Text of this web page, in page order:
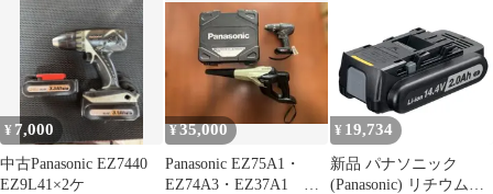
リルドライバ【ハンズ
クラフト島根出雲】
¥ 7,000
中古Panasonic EZ7440
EZ9L41×2ケ
¥35,000
Panasonic EZ75A1・
EZ74A3・EZ37A1 ま
¥ 19,734
新品 パナソニック
(Panasonic) リチウムイ